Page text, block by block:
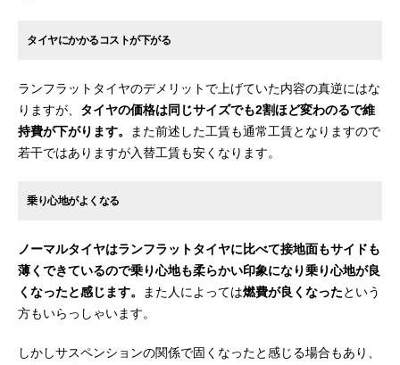
タイヤにかかるコストが下がる
ランフラットタイヤのデメリットで上げていた内容の真逆にはな
りますが、 タイヤの価格は同じサイズでも2割ほど変わのるで維
持費が下がります。
また前述した工賃も通常工賃となりますので
若干ではありますが入替工賃も安くなります。
乗り心地がよくなる
ノーマルタイヤはランフラットタイヤに比べて接地面もサイドも
薄くできているので乗り心地も柔らかい印象になり乗り心地が良
くなったと感じます。
また人によっては燃費が良くなったという
方もいらっしゃいます。
しかしサスペンションの関係で固くなったと感じる場合もあり、